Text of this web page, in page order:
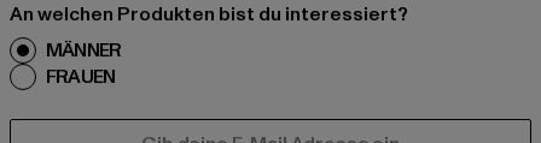
An welchen Produkten bist du interessiert?
MÄNNER
FRAUEN